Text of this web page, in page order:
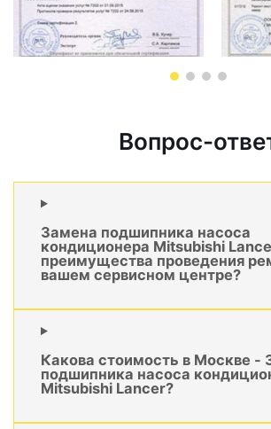
Вопрос-
Замена подшипника насоса
кондиционера Mitsubishi
преимущества проведения
вашем сервисном центре?
Какова стоимость в Москве -
подшипника насоса
Mitsubishi Lancer?